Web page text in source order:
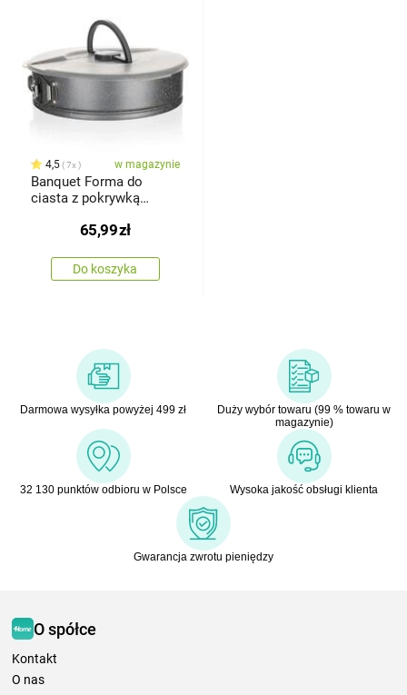
4,5 7x w magazynie
Banquet Forma do
ciasta z pokrywką
65,99zł
Do koszyka
Darmowa wysyłka powyżej 499 zł
Duży wybór towaru (99 % towaru w
magazynie)
32 130 punktów odbioru w Polsce Wysoka jakość obsługi klienta
Gwarancja zwrotu pieniędzy
O spółce
Kontakt
O nas